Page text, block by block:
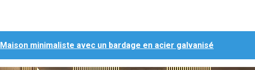
Maison minimaliste avec un bardage en acier galvanisé